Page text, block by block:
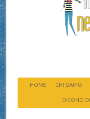
HOME CHI SIAMO
DICONO